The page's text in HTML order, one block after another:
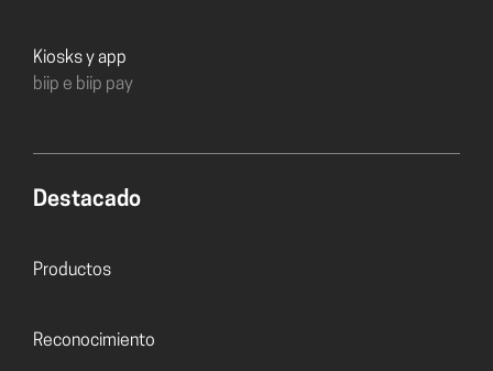
Kiosks y app
biip e biip pay
Destacado
Productos
Reconocimiento